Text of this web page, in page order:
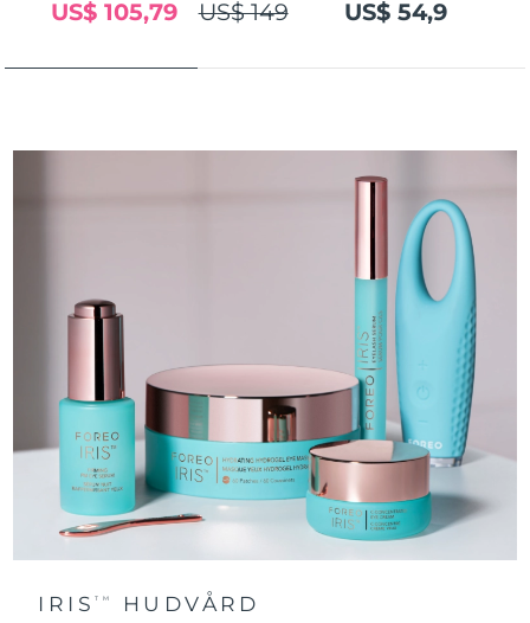
US$ 149
US$ 105,79 US$ 54,9
IRISTM HUDVÅRD